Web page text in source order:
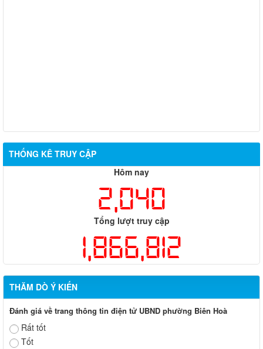
THỐNG KÊ TRUY CẬP
Hôm nay
2,040
Tổng lượt truy cập
1,866,812
THĂM DÒ Ý KIẾN
Đánh giá về trang thông tin điện tử UBND phường Biên Hoà
Rất tốt
Tốt